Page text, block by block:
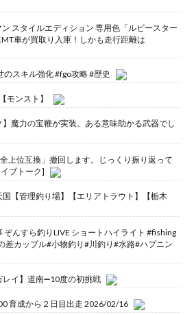
スタイルエディション 専用色「ルビースター
車が買取り入庫！しかも走行距離は
のスキル強化 #fgo攻略 #歴史
モンスト】
】魔力の宝鞭が実装。ある意味助かる武器でし
全上位互換」撤回します。じっくり振り返って
ブトーク]
【管理釣り場】【エリアトラウト】【栃木
ぞんすら釣りLIVE ショートハイライト #fishing
差カップル#小物釣り#川釣り#水路#ハプニン
レイ】道南➖10度の初挑戦
育成から２日目出走 2026/02/16